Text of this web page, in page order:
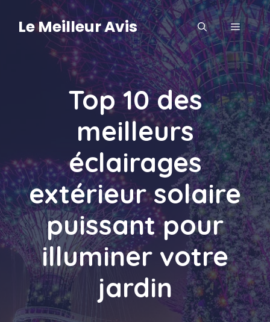
contenu
Le Meilleur Avis MENU
Top 10 des
meilleurs
éclairages
extérieur solaire
puissant pour
illuminer votre
jardin